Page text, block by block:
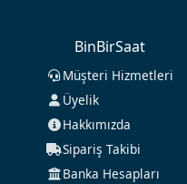
BinBirSaat
Müşteri Hizmetleri
Üyelik
Hakkımızda
Sipariş Takibi
Banka Hesapları